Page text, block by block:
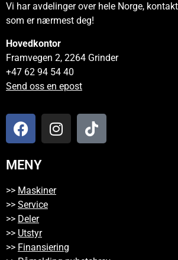
Vi har avdelinger over hele Norge,
som er nærmest deg!
Hovedkontor
Framvegen 2, 2264 Grinder
+47 62 94 54 40
Send oss en epost
MENY
>> Maskiner
>> Service
>> Deler
>> Utstyr
>> Finansiering